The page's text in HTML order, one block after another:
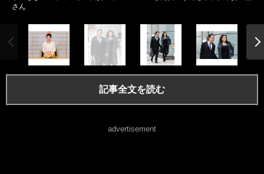
さん
記事全文を読む
advertisement